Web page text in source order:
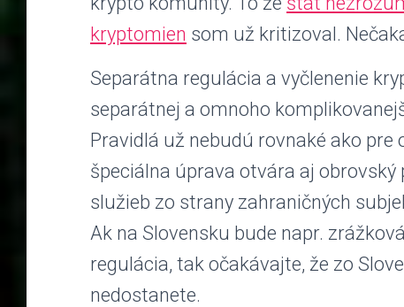
kryptomien som už kritizoval.
Separátna regulácia a vyčlenenie
separátnej a omnoho
Pravidlá už nebudú rovnaké ako
špeciálna úprava otvára aj
služieb zo strany zahraničných
Ak na Slovensku bude napr.
regulácia, tak očakávajte, že zo
nedostanete.